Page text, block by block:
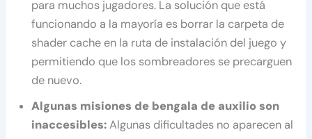
para muchos jugadores. La solución que está
funcionando a la mayoría es borrar la carpeta de
shader cache en la ruta de instalación del juego y
permitiendo que los sombreadores se precarguen
de nuevo.
Algunas misiones de bengala de auxilio son
inaccesibles:Algunas dificultades no aparecen al